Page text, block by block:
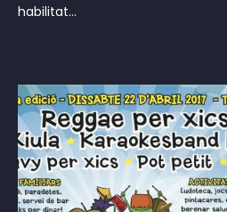
habilitat...